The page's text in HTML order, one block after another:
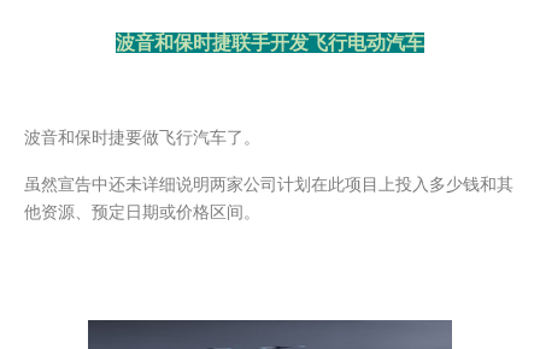
波音和保时捷联手开发飞行电动汽车
波音和保时捷要做飞行汽车了。
虽然宣告中还未详细说明两家公司计划在此项目上投入多少钱和其
他资源、预定日期或价格区间。